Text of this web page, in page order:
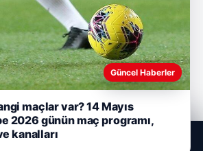
Güncel Haberler
maçlar var? 14 Mayıs
2026 günün maç programı,
kanalları